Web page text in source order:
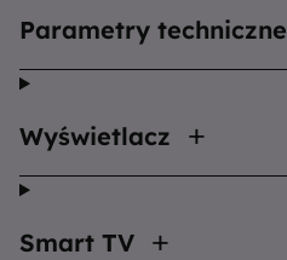
Parametry techniczne
Wyświetlacz
Smart TV